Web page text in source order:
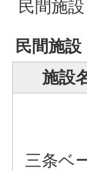
民間施設
民間施設
施設
三条ベ